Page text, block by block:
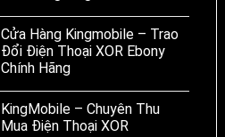
Cửa Hàng Kingmobile – Trao
Đổi Điện Thoại XOR Ebony
Chính Hãng
KingMobile – Chuyên Thu
Mua Điện Thoại XOR